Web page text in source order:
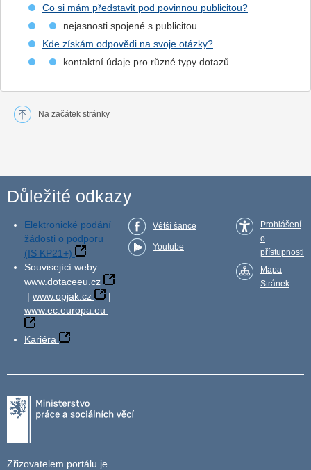
Co si mám představit pod povinnou publicitou?
nejasnosti spojené s publicitou
Kde získám odpovědi na svoje otázky?
kontaktní údaje pro různé typy dotazů
Na začátek stránky
Důležité odkazy
Elektronické podání
žádosti o podporu
(IS KP21+)
Související weby:
www.dotaceeu.cz
| www.opjak.cz
|
www.ec.europa.eu
Kariéra
Větší šance
Youtube
Prohlášení
o
přístupnosti
Mapa
Stránek
Zřizovatelem portálu je